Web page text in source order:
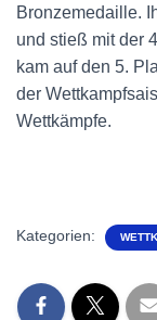
Bronzemedaille.
und stieß mit der
kam auf den 5.
der
Wettkämpfe.
Kategorien: